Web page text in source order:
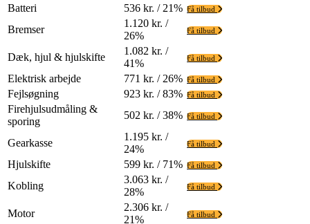
Batteri 536 kr. / 21% Få tilbud
Bremser
1.120 kr. /
26%
Få tilbud
Dæk, hjul & hjulskifte
1.082 kr. /
41%
Få tilbud
Elektrisk arbejde 771 kr. / 26% Få tilbud
Fejlsøgning 923 kr. / 83% Få tilbud
Firehjulsudmåling &
sporing
502 kr. / 38% Få tilbud
Gearkasse
1.195 kr. /
24%
Få tilbud
Hjulskifte 599 kr. / 71% Få tilbud
Kobling
3.063 kr. /
28%
Få tilbud
Motor
2.306 kr. /
21%
Få tilbud